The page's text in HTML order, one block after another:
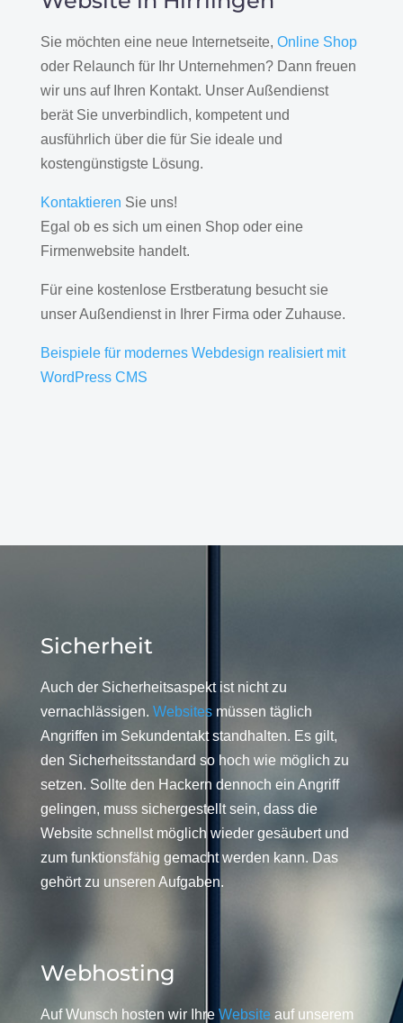
Sie möchten eine neue Internetseite, Online Shop
oder Relaunch für Ihr Unternehmen? Dann freuen
wir uns auf Ihren Kontakt. Unser Außendienst
berät Sie unverbindlich, kompetent und
ausführlich über die für Sie ideale und
kostengünstigste Lösung.
Kontaktieren Sie uns!
Egal ob es sich um einen Shop oder eine
Firmenwebsite handelt.
Für eine kostenlose Erstberatung besucht sie
unser Außendienst in Ihrer Firma oder Zuhause.
Beispiele für modernes Webdesign realisiert mit
WordPress CMS
Sicherheit
Auch der Sicherheitsaspekt ist nicht zu
vernachlässigen. Websitesmüssen täglich
Angriffen im Sekundentakt standhalten. Es gilt,
den Sicherheitsstandard so hoch wie möglich zu
setzen. Sollte den Hackern dennoch ein Angriff
gelingen, muss sichergestellt sein, dass die
Website schnellst möglich wieder gesäubert und
zum funktionsfähig gemacht werden kann. Das
gehört zu unseren Aufgaben.
Webhosting
Auf Wunsch hosten wir Ihre Website auf unserem